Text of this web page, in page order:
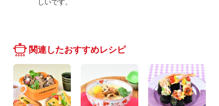
しいです。
関連したおすすめレシピ